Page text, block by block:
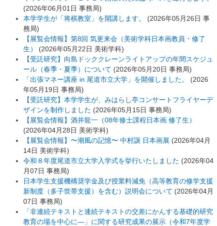
(2026年06月01日 事務局)
本学学生が「将棋教室」を開講します。
(2026年05月26日 事
務局)
【展覧会情報】第8回 気更来会（美術学科日本画教員・修了
生）
(2026年05月22日 美術学科)
【受託研究】向島ドッククレーンライトアップの年間スケジュ
ール（春季・夏季）について (2026年05月20日 事務局)
「出張マネー講座 in 尾道市立大学」を開催しました。
(2026
年05月19日 事務局)
【受託研究】本学学生が、みはらし亭コンサートフライヤーデ
ザインを制作しました (2026年05月15日 事務局)
【展覧会情報】酒井龍一（08年修士課程日本画 修了生）
(2026年04月28日 美術学科)
【展覧会情報】〜潮風の記憶〜 中村譲 日本画展 (2026年04月
14日 美術学科)
令和８年度尾道市立大学入学式を挙行いたしました (2026年04
月07日 事務局)
日本学生支援機構奨学金及び授業料減免（高等教育の修学支援
新制度（多子世帯支援）を含む）説明会について (2026年04月
07日 事務局)
「非連続テキストと連続テキストの交差にかんする基礎的研究
教育の場を中心に―」に関する研究成果の展示（令和7年度学